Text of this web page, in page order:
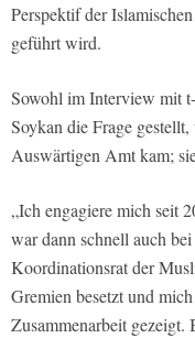
Perspektifder
geführt wird.
Sowohl im Interview mit
Soykan die Frage
Auswärtigen Amt kam;
„Ich engagiere mich seit
war dann schnell auch
Koordinationsrat der
Gremien besetzt und
Zusammenarbeit gezeigt.